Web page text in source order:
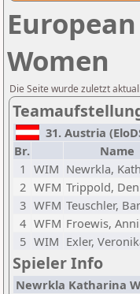
Women
Die Seite wurde zuletzt
31. Austria
Br.
Name
1 WIM Newrkla,
2 WFM Trippold,
3 WFM Teuschler,
4 WFM Froewis,
5 WIM Exler,
Spieler Info
Newrkla Katharina